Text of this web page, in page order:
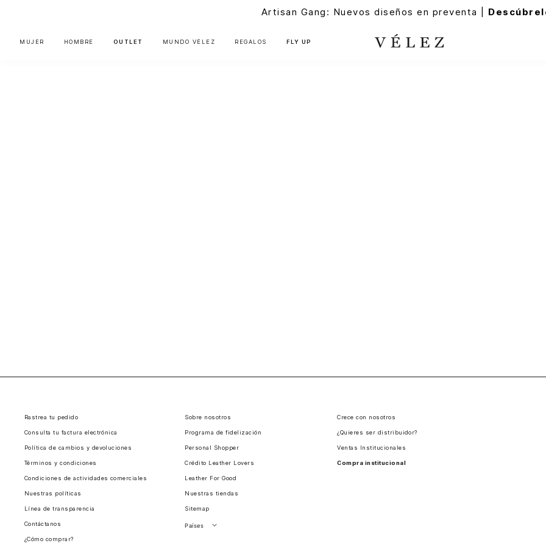
Artisan Gang: Nuevos diseños en preventa |
MUJER HOMBRE OUTLET MUNDO VÉLEZ REGALOS FLY UP
Rastrea tu pedido
Consulta tu factura electrónica
Política de cambios y devoluciones
Términos y condiciones
Condiciones de actividades comerciales
Nuestras políticas
Línea de transparencia
Contáctanos
¿Cómo comprar?
Sobre nosotros
Programa de fidelización
Personal Shopper
Crédito Leather Lovers
Leather For Good
Nuestras tiendas
Sitemap
Países
Crece con nosotros
¿Quieres ser distribuidor?
Ventas Institucionales
Compra institucional